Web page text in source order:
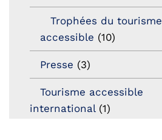
Trophées du tourisme
accessible (10)
Presse (3)
Tourisme accessible
international(1)